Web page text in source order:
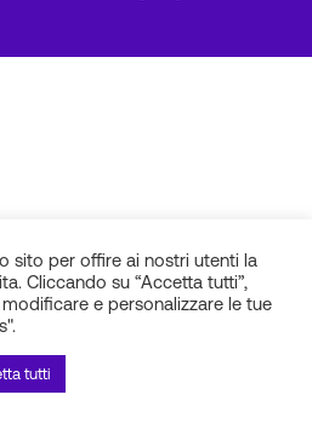
sito per offire ai nostri utenti la
Cliccando su “Accetta tutti”,
e personalizzare le tue
tutti